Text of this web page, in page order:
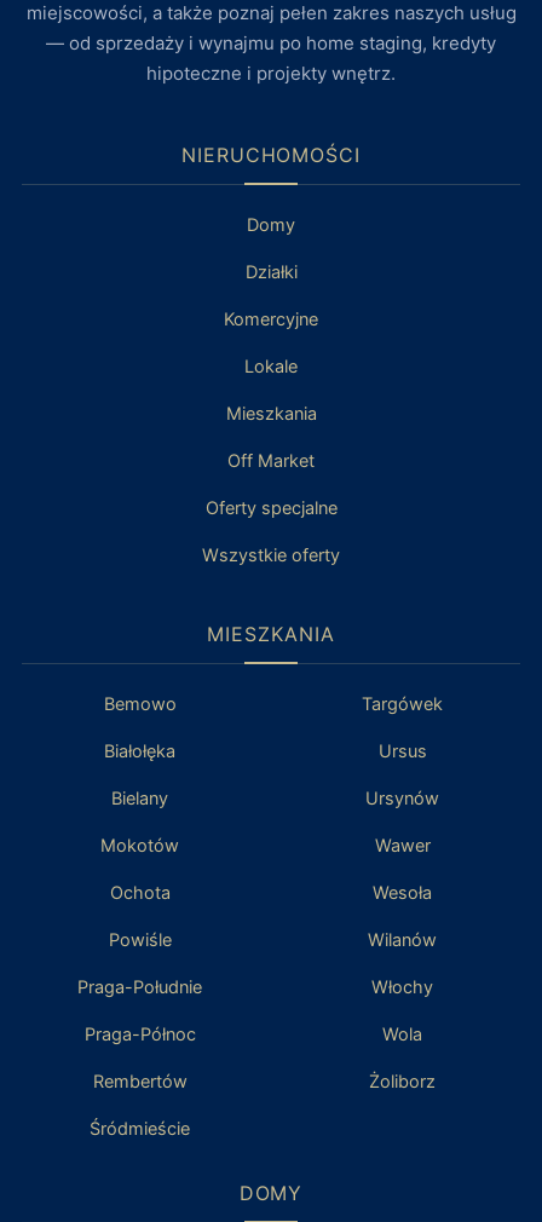
miejscowości, a także poznaj pełen zakres naszych usług
— od sprzedaży i wynajmu po home staging, kredyty
hipoteczne i projekty wnętrz.
NIERUCHOMOŚCI
Domy
Działki
Komercyjne
Lokale
Mieszkania
Off Market
Oferty specjalne
Wszystkie oferty
MIESZKANIA
Bemowo
Białołęka
Bielany
Mokotów
Ochota
Powiśle
Praga-Południe
Praga-Północ
Rembertów
Śródmieście
Targówek
Ursus
Ursynów
Wawer
Wesoła
Wilanów
Włochy
Wola
Żoliborz
DOMY